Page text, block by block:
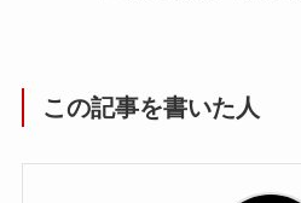
この記事を書いた人